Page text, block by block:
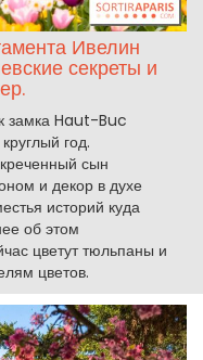
Ивелин
секреты и
замка Haut-Buc
год.
сын
и декор в духе
историй куда
об этом
цветут тюльпаны и
цветов.